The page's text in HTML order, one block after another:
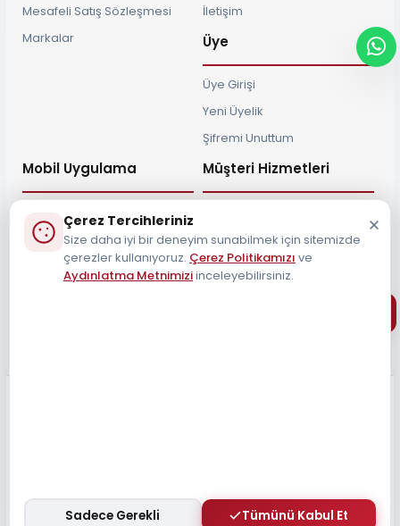
Mesafeli Satış Sözleşmesi
Markalar
İletişim
Üye
Üye Girişi
Yeni Üyelik
Şifremi Unuttum
Mobil Uygulama Müşteri Hizmetleri
Müşteri Destek Hattı
Çerez Tercihleriniz
Size daha iyi bir deneyim sunabilmek için sitemizde
çerezler kullanıyoruz. Çerez Politikamızı ve
Aydınlatma Metnimiziinceleyebilirsiniz.
Sadece Gerekli Tümünü Kabul Et